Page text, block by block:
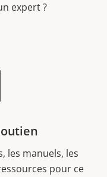
expert ?
les manuels, les
pour ce